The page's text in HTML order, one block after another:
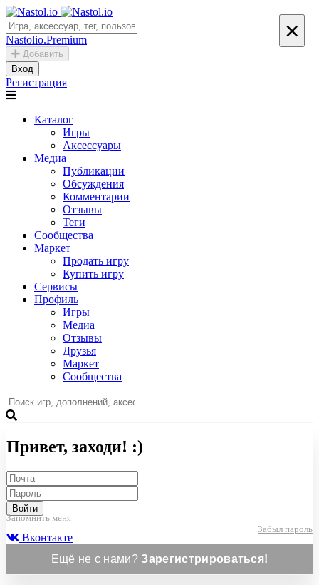
Nastolio.Premium
Добавить
Вход
Регистрация
Каталог
Игры
Аксессуары
Медиа
Публикации
Обсуждения
Комментарии
Отзывы
Теги
Сообщества
Маркет
Продать игру
Купить игру
Сервисы
Профиль
Игры
Медиа
Отзывы
Друзья
Маркет
Сообщества
×
Привет, заходи! :)
Войти
Запомнить меня
Забыл пароль
Вконтакте
Ещё не с нами?Зарегистрироваться!